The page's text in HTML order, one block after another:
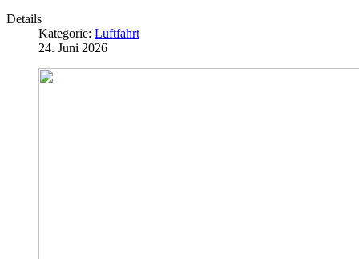
Details
Kategorie: Luftfahrt
24. Juni 2026